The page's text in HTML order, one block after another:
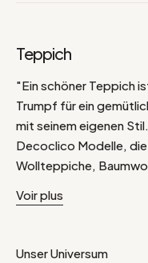
Teppich
"Ein schöner Teppich
Trumpf für ein
mit seinem eigenen
Decoclico Modelle,
Wollteppiche,
oder runden Formen -
Voir plus
Unser Universum